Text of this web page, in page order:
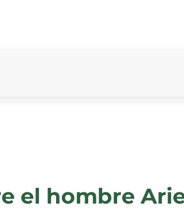
el hombre